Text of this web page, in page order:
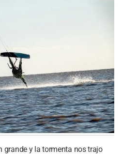
grande y la tormenta nos trajo